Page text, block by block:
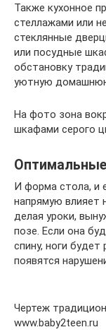
Также кухонное
стеллажами или
стеклянные
или посудные
обстановку
уютную
На фото зона
шкафами серого
И форма стола, и
напрямую влияет
делая уроки,
позе. Если она
спину, ноги
появятся
Чертеж
www.baby2teen.ru